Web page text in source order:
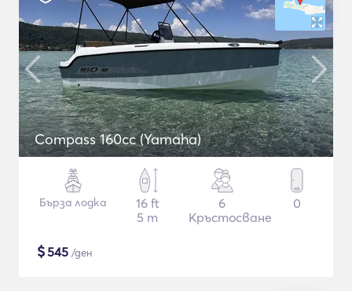
Compass 160cc (Yamaha)
Бърза лодка
16 ft
5 m
6
Кръстосване
0
$545 /ден